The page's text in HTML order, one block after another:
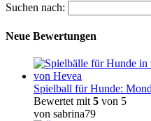
Suchen nach:
Neue Bewertungen
Spielball für Hunde:
Bewertet mit 5 von 5
von sabrina79